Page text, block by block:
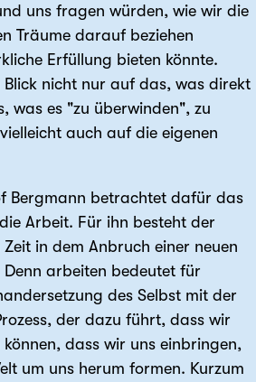
uns fragen würden, wie wir die
Träume darauf beziehen
Erfüllung bieten könnte.
Blick nicht nur auf das, was direkt
was es "zu überwinden", zu
auch auf die eigenen
Bergmann betrachtet dafür das
Arbeit. Für ihn besteht der
in dem Anbruch einer neuen
Denn arbeiten bedeutet für
des Selbst mit der
der dazu führt, dass wir
dass wir uns einbringen,
um uns herum formen. Kurzum